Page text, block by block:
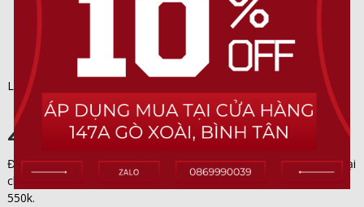
LIÊN HỆ TƯ VẤN VÀ ĐẶT HÀNG:
4 Ví Da Bò.
Đơn giản, kiểu dáng hiện đại là những gì mà ví da bò luôn mang lại
cho bạn. Mức giá của sản phẩm này thường có giá từ 350k –
550k.